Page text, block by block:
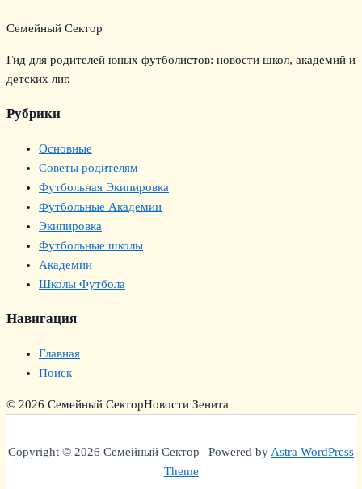
Семейный Сектор
Гид для родителей юных футболистов: новости школ, академий и
детских лиг.
Рубрики
Основные
Советы родителям
Футбольная Экипировка
Футбольные Академии
Экипировка
Футбольные школы
Академии
Школы Футбола
Навигация
Главная
Поиск
© 2026 Семейный СекторНовости Зенита
Copyright © 2026 Семейный Сектор | Powered byAstra WordPress
Theme